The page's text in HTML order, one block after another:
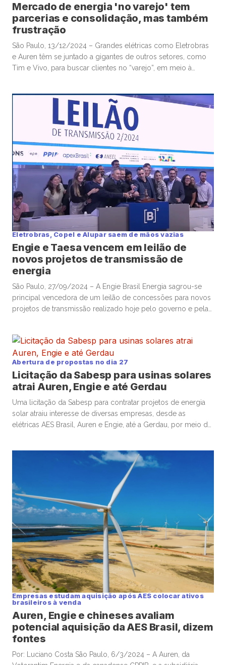
Mercado de energia 'no varejo' tem
parcerias e consolidação, mas também
frustração
São Paulo, 13/12/2024 – Grandes elétricas como Eletrobras
e Auren têm se juntado a gigantes de outros setores, como
Tim e Vivo, para buscar clientes no “varejo”, em meio à
novos negócios para o setor e […]
Eletrobras, Copel e Alupar saem de mãos vazias
Engie e Taesa vencem em leilão de
novos projetos de transmissão de
energia
São Paulo, 27/09/2024 – A Engie Brasil Energia sagrou-se
principal vencedora de um leilão de concessões para novos
projetos de transmissão realizado hoje pelo governo e pela
fazer ofertas, mas não levaram. A controlada do grupo
francês Engie […]
Abertura de propostas no dia 27
Licitação da Sabesp para usinas solares
atrai Auren, Engie e até Gerdau
Uma licitação da Sabesp para contratar projetos de energia
solar atraiu interesse de diversas empresas, desde as
elétricas AES Brasil, Auren e Engie, até a Gerdau, por meio da
construção de um ou dois projetos solares que totalizariam
Empresas estudam aquisição após AES colocar ativos
brasileiros à venda
Auren, Engie e chineses avaliam
potencial aquisição da AES Brasil, dizem
fontes
Por: Luciano Costa São Paulo, 6/3/2024 – A Auren, da